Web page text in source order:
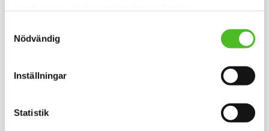
Nödvändig
Inställningar
Statistik
Keps med en Strävhårig
böjd skärm och
Mössa med Strävhårig
Mössa i bomullspandex med ett
siluettmotiv av en Strävhårig
Vorsteh. Mössan finns i flera